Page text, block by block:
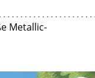
Metallic-